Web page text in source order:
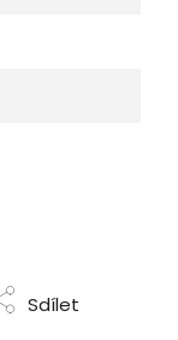
Sdílet